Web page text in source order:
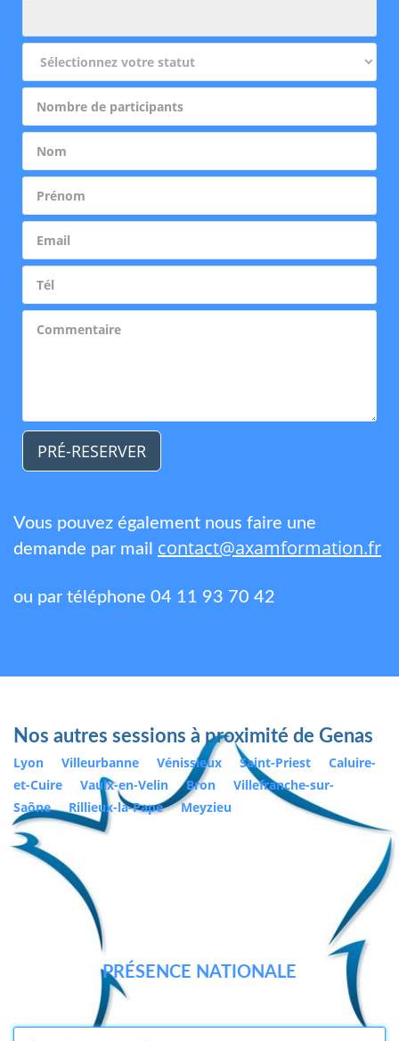
PRÉ-RESERVER
Vous pouvez également nous faire une
demande par mail contact@axamformation.fr
ou par téléphone 04 11 93 70 42
Nos autres sessions à proximité de Genas
Lyon Villeurbanne Vénissieux Saint-Priest
Caluire-
et-Cuire
Vaulx-en-Velin Bron
Villefranche-sur-
Saône
Rillieux-la-Pape Meyzieu
PRÉSENCE NATIONALE